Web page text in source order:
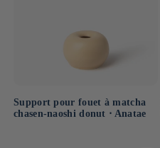
Support pour fouet à matcha
chasen-naoshi donut ⋅ Anatae